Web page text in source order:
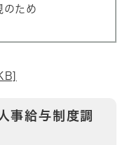
のため
事給与制度調